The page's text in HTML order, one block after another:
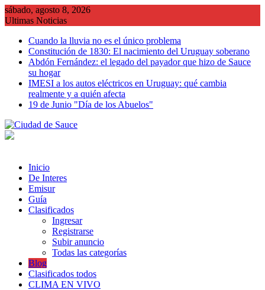
Saltar
al
sábado, agosto 8, 2026
Ultimas Noticias
Cuando la lluvia no es el único problema
Constitución de 1830: El nacimiento del Uruguay soberano
Abdón Fernández: el legado del payador que hizo de Sauce
su hogar
IMESI a los autos eléctricos en Uruguay: qué cambia
realmente y a quién afecta
19 de Junio "Día de los Abuelos"
Inicio
De Interes
Emisur
Guía
Clasificados
Ingresar
Registrarse
Subir anuncio
Todas las categorías
Blog
Clasificados todos
CLIMA EN VIVO